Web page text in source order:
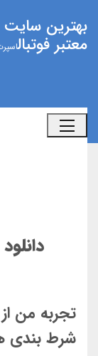
بهترین
معتبر فوتبال
تجربه من
شرط بندی